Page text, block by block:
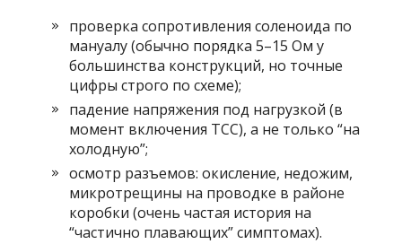
проверка сопротивления соленоида по
мануалу (обычно порядка 5–15 Ом у
большинства конструкций, но точные
цифры строго по схеме);
падение напряжения под нагрузкой (в
момент включения TCC), а не только “на
холодную”;
осмотр разъемов: окисление, недожим,
микротрещины на проводке в районе
коробки (очень частая история на
“частично плавающих” симптомах).